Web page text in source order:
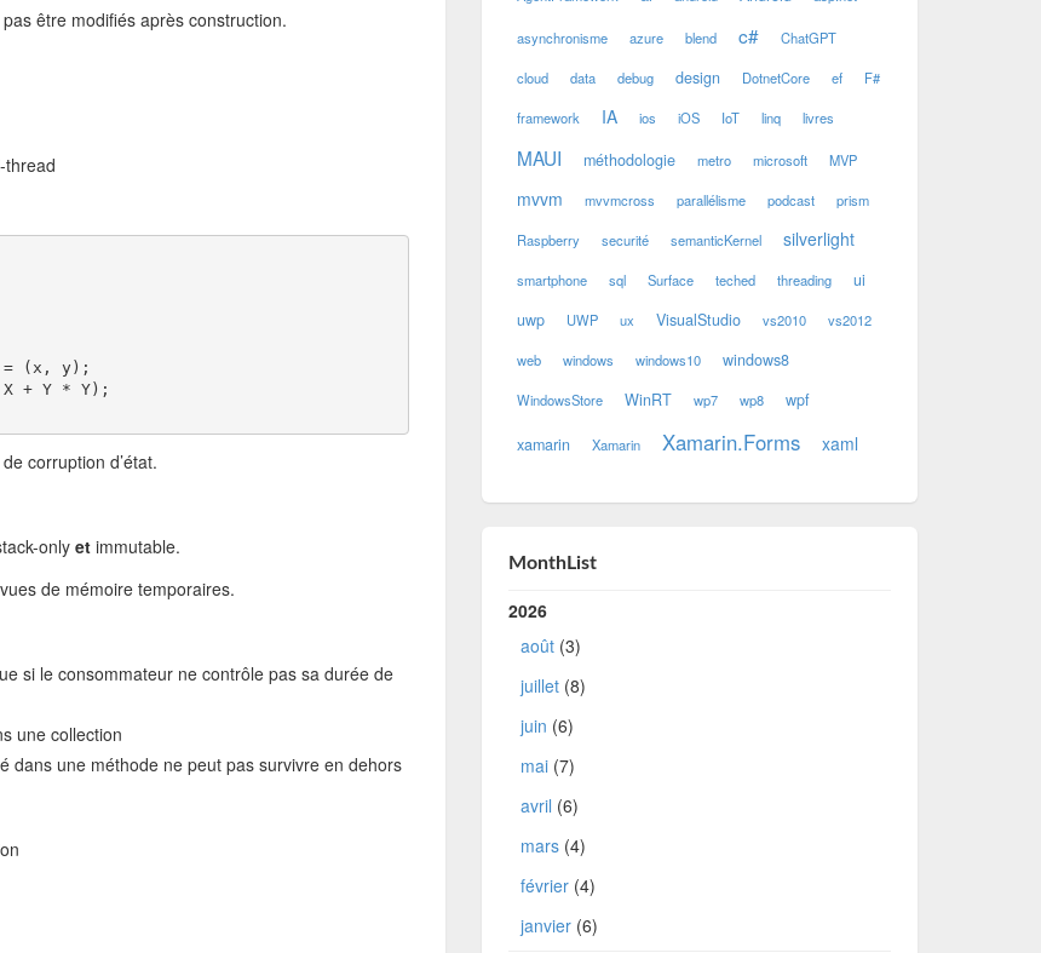
être modifiés après construction.
thread
(x, y);
+ Y * Y);
corruption d’état.
only et immutable.
de mémoire temporaires.
si le consommateur ne contrôle pas sa durée de
une collection
dans une méthode ne peut pas survivre en dehors
asynchronisme azure blend c# ChatGPT
cloud data debug design DotnetCore ef F#
framework IA ios iOS IoT linq livres
MAUI méthodologie metro microsoft MVP
mvvm mvvmcross parallélisme podcast prism
Raspberry securité semanticKernel silverlight
smartphone sql Surface teched threading
ui
uwp
UWP ux VisualStudio vs2010 vs2012
web windows windows10 windows8
WindowsStore WinRT wp7 wp8 wpf
xamarin Xamarin Xamarin.Forms xaml
MonthList
2026
août(3)
juillet(8)
juin (6)
mai(7)
avril (6)
mars(4)
février(4)
janvier(6)